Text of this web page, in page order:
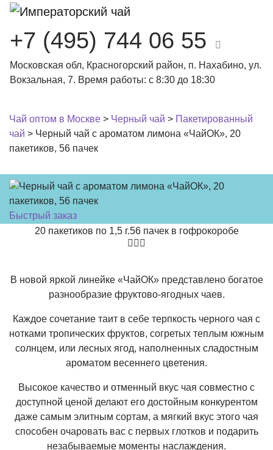
+7 (495) 744 06 55
Московская обл, Красногорский район, п. Нахабино, ул.
Вокзальная, 7. Время работы: с 8:30 до 18:30
Чай оптом в Москве > Черный чай > Пакетированный
чай > Черный чай с ароматом лимона «ЧайОК», 20
пакетиков, 56 пачек
Быстрый заказ
20 пакетиков по 1,5 г.56 пачек в гофрокоробе
В новой яркой линейке «ЧайОК» представлено богатое
разнообразие фруктово-ягодных чаев.
Каждое сочетание таит в себе терпкость черного чая с
нотками тропических фруктов, согретых теплым южным
солнцем, или лесных ягод, наполненных сладостным
ароматом весеннего цветения.
Высокое качество и отменный вкус чая совместно с
доступной ценой делают его достойным конкурентом
даже самым элитным сортам, а мягкий вкус этого чая
способен очаровать вас с первых глотков и подарить
незабываемые моменты наслаждения.